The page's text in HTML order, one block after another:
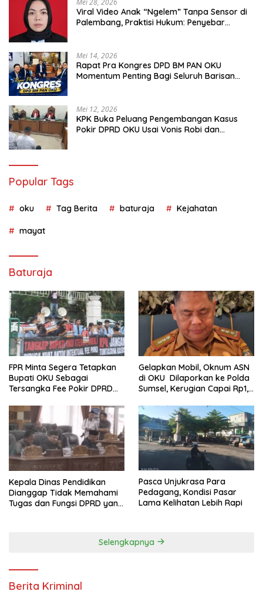
Mei 28, 2026
Viral Video Anak “Ngelem” Tanpa Sensor di
Palembang, Praktisi Hukum: Penyebar
Mei 14, 2026
Rapat Pra Kongres DPD BM PAN OKU
Momentum Penting Bagi Seluruh Barisan
Mei 12, 2026
KPK Buka Peluang Pengembangan Kasus
Pokir DPRD OKU Usai Vonis Robi dan
Popular Tags
oku Tag Berita baturaja Kejahatan
mayat
Baturaja
FPR Minta Segera Tetapkan
Bupati OKU Sebagai
Tersangka Fee Pokir DPRD
Gelapkan Mobil, Oknum ASN
di OKU Dilaporkan ke Polda
Sumsel, Kerugian Capai Rp1,2
Kepala Dinas Pendidikan
Dianggap Tidak Memahami
Tugas dan Fungsi DPRD yang
Pasca Unjukrasa Para
Pedagang, Kondisi Pasar
Lama Kelihatan Lebih Rapi
Selengkapnya
Berita Kriminal